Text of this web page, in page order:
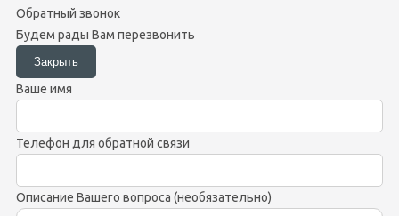
Обратный звонок
Будем рады Вам перезвонить
Ваше имя
Телефон для обратной связи
Описание Вашего вопроса (необязательно)